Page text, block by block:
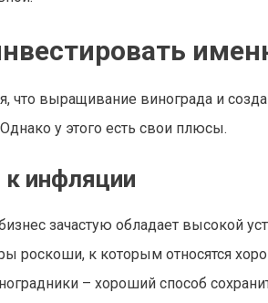
что выращивание винограда и
у этого есть свои плюсы.
к инфляции
зачастую обладает высокой
роскоши, к которым относятся
– хороший способ